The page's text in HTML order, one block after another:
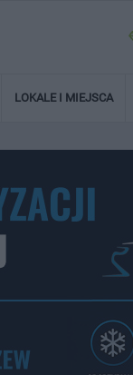
LOKALE I MIEJSCA